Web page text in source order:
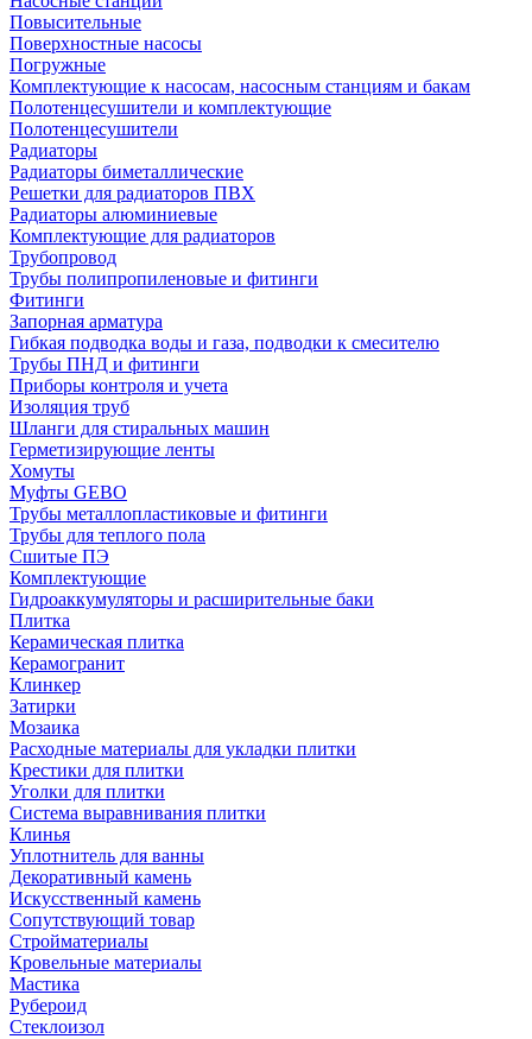
Повысительные
Поверхностные насосы
Погружные
Комплектующие к насосам, насосным станциям и бакам
Полотенцесушители и комплектующие
Полотенцесушители
Радиаторы
Радиаторы биметаллические
Решетки для радиаторов ПВХ
Радиаторы алюминиевые
Комплектующие для радиаторов
Трубопровод
Трубы полипропиленовые и фитинги
Фитинги
Запорная арматура
Гибкая подводка воды и газа, подводки к смесителю
Трубы ПНД и фитинги
Приборы контроля и учета
Изоляция труб
Шланги для стиральных машин
Герметизирующие ленты
Хомуты
Муфты GEBO
Трубы металлопластиковые и фитинги
Трубы для теплого пола
Сшитые ПЭ
Комплектующие
Гидроаккумуляторы и расширительные баки
Плитка
Керамическая плитка
Керамогранит
Клинкер
Затирки
Мозаика
Расходные материалы для укладки плитки
Крестики для плитки
Уголки для плитки
Система выравнивания плитки
Клинья
Уплотнитель для ванны
Декоративный камень
Искусственный камень
Сопутствующий товар
Стройматериалы
Кровельные материалы
Мастика
Рубероид
Стеклоизол